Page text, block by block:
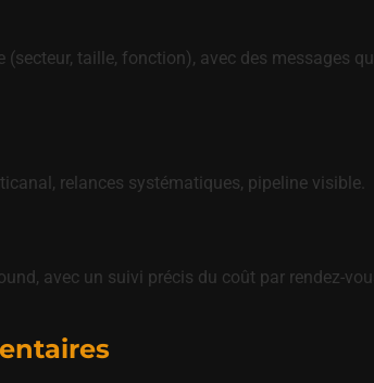
(secteur, taille, fonction), avec des messages
relances systématiques, pipeline visible.
avec un suivi précis du coût par rendez-